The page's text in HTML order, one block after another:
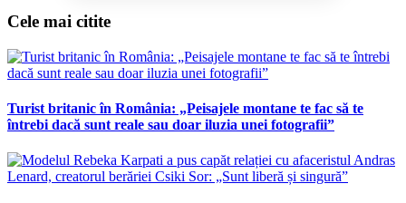
Cele mai citite
Turist britanic în România: „Peisajele montane te fac să te
întrebi dacă sunt reale sau doar iluzia unei fotografii”